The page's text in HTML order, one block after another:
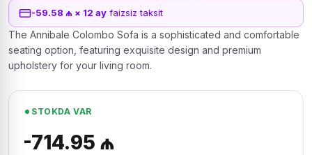
-59.58 ₼ × 12 ay faizsiz taksit
The Annibale Colombo Sofa is a sophisticated and comfortable
seating option, featuring exquisite design and premium
upholstery for your living room.
STOKDA VAR
-714.95 ₼